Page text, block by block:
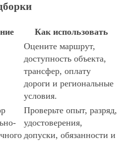
Как использовать
Оцените маршрут,
доступность объекта,
трансфер, оплату
дороги и региональные
условия.
Проверьте опыт, разряд,
удостоверения,
допуски, обязанности и